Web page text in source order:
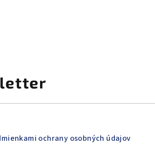
ochrany osobných údajov